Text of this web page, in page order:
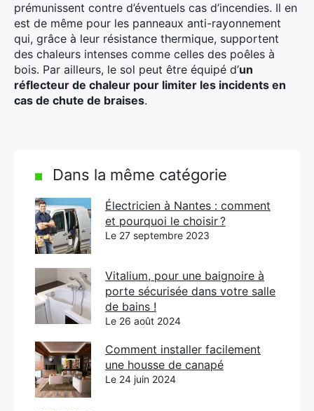
prémunissent contre d’éventuels cas d’incendies. Il en
est de même pour les panneaux anti-rayonnement
qui, grâce à leur résistance thermique, supportent
des chaleurs intenses comme celles des poêles à
bois. Par ailleurs, le sol peut être équipé d’un
réflecteur de chaleur pour limiter les incidents en
cas de chute de braises.
Dans la même catégorie
Électricien à Nantes : comment
et pourquoi le choisir ?
Le 27 septembre 2023
Vitalium, pour une baignoire à
porte sécurisée dans votre salle
de bains !
Le 26 août 2024
Comment installer facilement
une housse de canapé
Le 24 juin 2024